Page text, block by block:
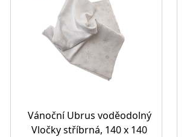
Vánoční Ubrus voděodolný
Vločky stříbrná, 140 x 140